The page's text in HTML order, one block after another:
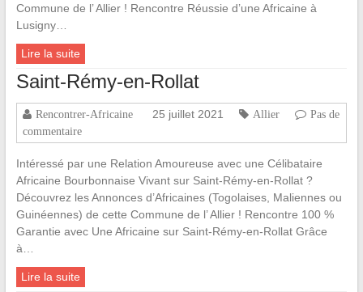
Commune de l’ Allier ! Rencontre Réussie d’une Africaine à
Lusigny…
Lire la suite
Saint-Rémy-en-Rollat
Rencontrer-Africaine 25 juillet 2021 Allier
Pas de
commentaire
Intéressé par une Relation Amoureuse avec une Célibataire
Africaine Bourbonnaise Vivant sur Saint-Rémy-en-Rollat ?
Découvrez les Annonces d’Africaines (Togolaises, Maliennes ou
Guinéennes) de cette Commune de l’ Allier ! Rencontre 100 %
Garantie avec Une Africaine sur Saint-Rémy-en-Rollat Grâce
à…
Lire la suite